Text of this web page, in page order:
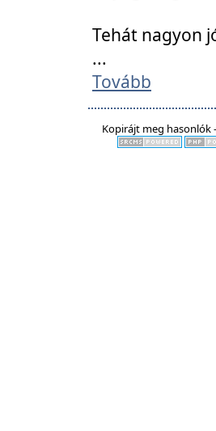
Tehát nagyon
...
Tovább
Kopirájt meg hasonlók